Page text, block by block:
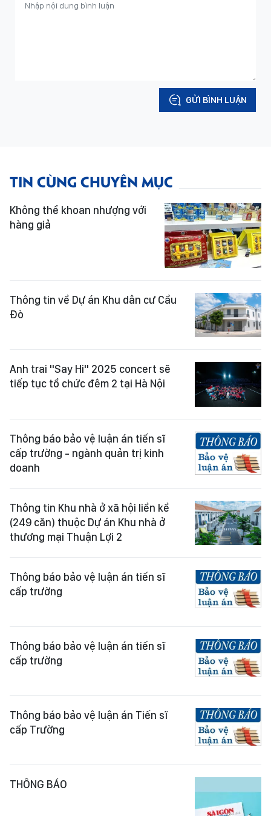
GỬI BÌNH LUẬN
TIN CÙNG CHUYÊN MỤC
Không thể khoan nhượng với
hàng giả
Thông tin về Dự án Khu dân cư Cầu
Đò
Anh trai "Say Hi" 2025 concert sẽ
tiếp tục tổ chức đêm 2 tại Hà Nội
Thông báo bảo vệ luận án tiến sĩ
cấp trường - ngành quản trị kinh
doanh
Thông tin Khu nhà ở xã hội liền kề
(249 căn) thuộc Dự án Khu nhà ở
thương mại Thuận Lợi 2
Thông báo bảo vệ luận án tiến sĩ
cấp trường
Thông báo bảo vệ luận án tiến sĩ
cấp trường
Thông báo bảo vệ luận án Tiến sĩ
cấp Trường
THÔNG BÁO